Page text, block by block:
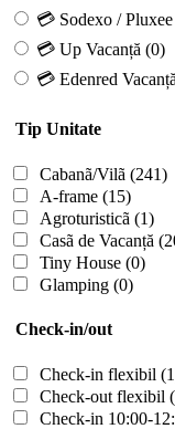
💳 Sodexo / Pluxee
💳 Up Vacanță (0)
💳 Edenred Vacanță
Tip Unitate
Cabanã/Vilã (241)
A-frame (15)
Agroturisticã (1)
Casã de Vacanță
Tiny House (0)
Glamping (0)
Check-in/out
Check-in flexibil
Check-out flexibil
Check-in 10:00-